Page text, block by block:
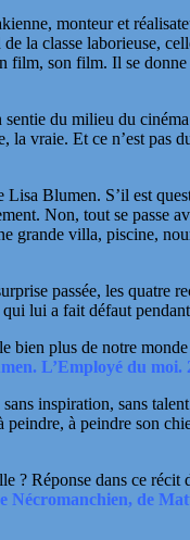
monteur et
la classe laborieuse,
film, son film. Il se
du milieu du
la vraie. Et ce n’est pas
Blumen. S’il est
Non, tout se passe
grande villa, piscine,
passée, les quatre
lui a fait défaut
plus de notre
L’Employé du moi.
inspiration, sans
à peindre son
? Réponse dans ce
Nécromanchien, de